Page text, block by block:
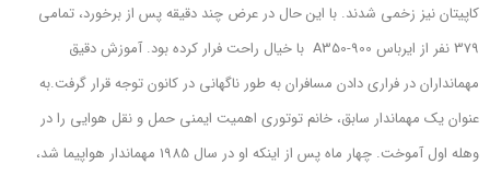
کاپیتان نیز زخمی شدند. با این حال در عرض چند دقیقه پس از برخورد، تمامی
379 نفر از ایرباس A350-900 با خیال راحت فرار کرده بود. آموزش دقیق
مهمانداران در فراری دادن مسافران به طور ناگهانی در کانون توجه قرار گرفت.به
عنوان یک مهماندار سابق، خانم توتوری اهمیت ایمنی حمل و نقل هوایی را در
وهله اول آموخت. چهار ماه پس از اینکه او در سال 1985 مهماندار هواپیما شد،